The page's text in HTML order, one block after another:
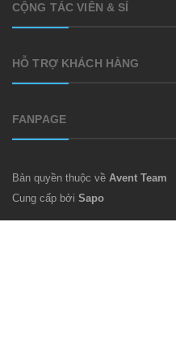
CỘNG TÁC VIÊN & SỈ
HỖ TRỢ KHÁCH HÀNG
FANPAGE
Bản quyền thuộc về Avent Team
Cung cấp bởi Sapo